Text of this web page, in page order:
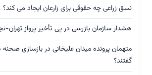
نسق زراعی چه حقوقی برای زارعان ایجاد می کند؟
هشدار سازمان بازرسی در پی تأخیر پرواز
متهمان پرونده میدان علیخانی در بازسازی
گفتند؟